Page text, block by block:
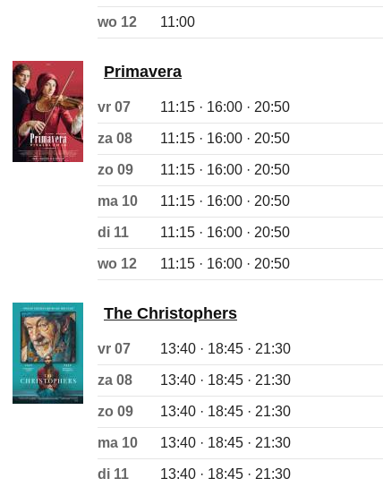
wo 12 11:00
Primavera
vr 07 11:15 · 16:00 · 20:50
za 08 11:15 · 16:00 · 20:50
zo 09 11:15 · 16:00 · 20:50
ma 10 11:15 · 16:00 · 20:50
di 11 11:15 · 16:00 · 20:50
wo 12 11:15 · 16:00 · 20:50
The Christophers
vr 07 13:40 · 18:45 · 21:30
za 08 13:40 · 18:45 · 21:30
zo 09 13:40 · 18:45 · 21:30
ma 10 13:40 · 18:45 · 21:30
di 11 13:40 · 18:45 · 21:30